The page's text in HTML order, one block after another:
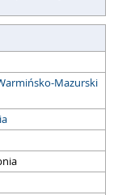
Mazurski